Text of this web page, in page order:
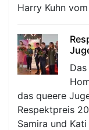
Harry Kuhn
das queere
Respektpreis
Samira und